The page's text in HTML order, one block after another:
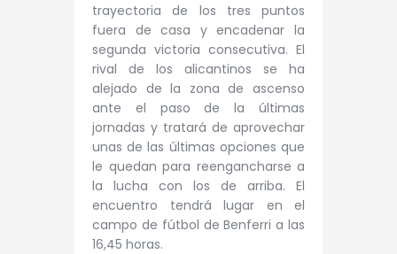
trayectoria de los tres puntos
fuera de casa y encadenar la
segunda victoria consecutiva. El
rival de los alicantinos se ha
alejado de la zona de ascenso
ante el paso de la últimas
jornadas y tratará de aprovechar
unas de las últimas opciones que
le quedan para reengancharse a
la lucha con los de arriba. El
encuentro tendrá lugar en el
campo de fútbol de Benferri a las
16,45 horas.